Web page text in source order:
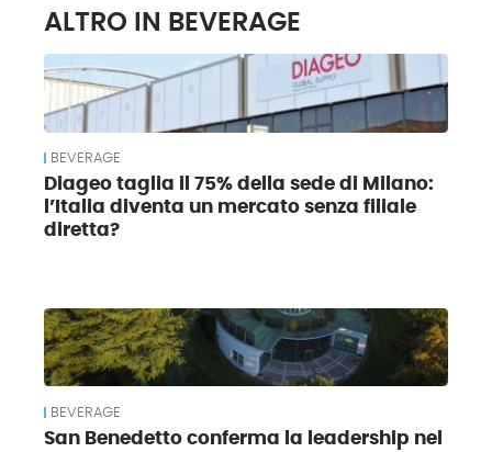
ALTRO IN BEVERAGE
BEVERAGE
Diageo taglia il 75% della sede di Milano:
l’Italia diventa un mercato senza filiale
diretta?
BEVERAGE
San Benedetto conferma la leadership nel